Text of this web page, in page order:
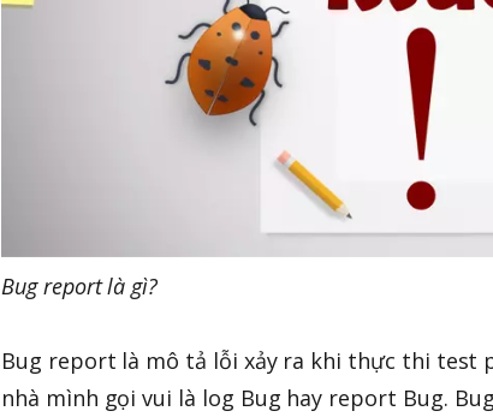
Bug report là gì?
Bug report là mô tả lỗi xảy ra khi thực thi test
nhà mình gọi vui là log Bug hay report Bug.